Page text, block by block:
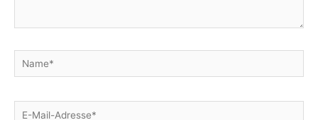
Name*
E-